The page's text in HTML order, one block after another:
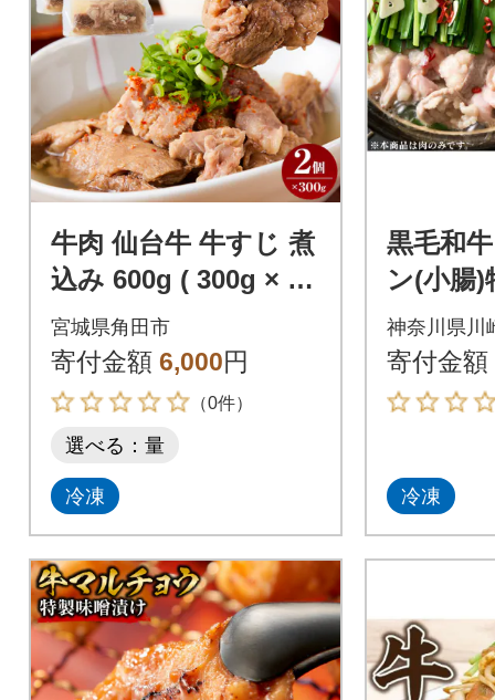
牛肉 仙台牛 牛すじ 煮
込み 600g ( 300g × 2
個 )
宮城県角田市
寄付金額 6,000円
（0件）
選べる：量
冷凍
黒毛和
ン(小腸)
g ( 300g
【2026
神奈川県川
寄付金額
冷凍